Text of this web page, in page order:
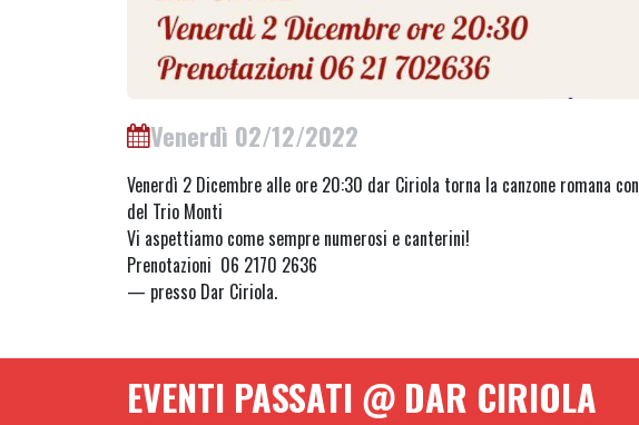
Venerdì 02/12/2022
Venerdì 2 Dicembre alle ore 20:30 dar Ciriola torna la canzone romana
del Trio Monti
Vi aspettiamo come sempre numerosi e canterini!
Prenotazioni 06 2170 2636
— presso Dar Ciriola.
EVENTI PASSATI @ DAR CIRIOLA